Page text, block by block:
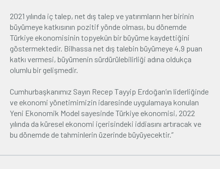
2021 yılında iç talep, net dış talep ve yatırımların her birinin
büyümeye katkısının pozitif yönde olması, bu dönemde
Türkiye ekonomisinin topyekûn bir büyüme kaydettiğini
göstermektedir. Bilhassa net dış talebin büyümeye 4,9 puan
katkı vermesi, büyümenin sürdürülebilirliği adına oldukça
olumlu bir gelişmedir.
Cumhurbaşkanımız Sayın Recep Tayyip Erdoğan’ın liderliğinde
ve ekonomi yönetimimizin idaresinde uygulamaya konulan
Yeni Ekonomik Model sayesinde Türkiye ekonomisi, 2022
yılında da küresel ekonomi içerisindeki iddiasını artıracak ve
bu dönemde de tahminlerin üzerinde büyüyecektir.”